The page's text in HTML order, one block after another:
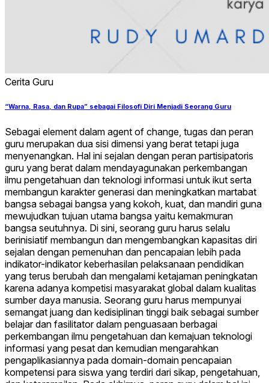
Cerita Guru
“Warna, Rasa, dan Rupa” sebagai Filosofi Diri Menjadi Seorang Guru
Sebagai element dalam agent of change, tugas dan peran
guru merupakan dua sisi dimensi yang berat tetapi juga
menyenangkan. Hal ini sejalan dengan peran partisipatoris
guru yang berat dalam mendayagunakan perkembangan
ilmu pengetahuan dan teknologi informasi untuk ikut serta
membangun karakter generasi dan meningkatkan martabat
bangsa sebagai bangsa yang kokoh, kuat, dan mandiri guna
mewujudkan tujuan utama bangsa yaitu kemakmuran
bangsa seutuhnya. Di sini, seorang guru harus selalu
berinisiatif membangun dan mengembangkan kapasitas diri
sejalan dengan pemenuhan dan pencapaian lebih pada
indikator-indikator keberhasilan pelaksanaan pendidikan
yang terus berubah dan mengalami ketajaman peningkatan
karena adanya kompetisi masyarakat global dalam kualitas
sumber daya manusia. Seorang guru harus mempunyai
semangat juang dan kedisiplinan tinggi baik sebagai sumber
belajar dan fasilitator dalam penguasaan berbagai
perkembangan ilmu pengetahuan dan kemajuan teknologi
informasi yang pesat dan kemudian mengarahkan
pengaplikasiannya pada domain-domain pencapaian
kompetensi para siswa yang terdiri dari sikap, pengetahuan,